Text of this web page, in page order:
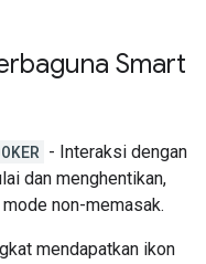
Smart
- Interaksi dengan
dan menghentikan,
non-memasak.
mendapatkan ikon